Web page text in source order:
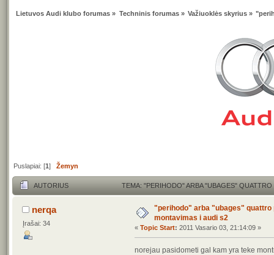
Lietuvos Audi klubo forumas » Techninis forumas» Važiuoklės skyrius»
Puslapiai: [1]Žemyn
AUTORIUS TEMA: "PERIHODO" ARBA "UBAGES"
nerqa
Įrašai: 34
"perihodo" arba "ubages" quattro
montavimas i audi s2
« Topic Start: 2011 Vasario 03, 21:14:09 »
norejau pasidometi gal kam yra teke